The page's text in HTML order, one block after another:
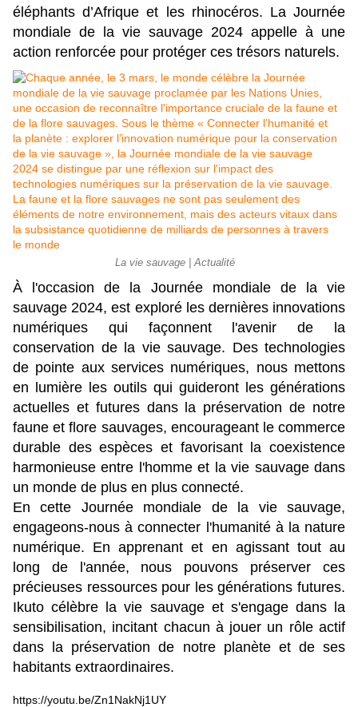
éléphants d’Afrique et les rhinocéros. La Journée
mondiale de la vie sauvage 2024 appelle à une
action renforcée pour protéger ces trésors naturels.
La vie sauvage | Actualité
À l'occasion de la Journée mondiale de la vie
sauvage 2024, est exploré les dernières innovations
numériques qui façonnent l'avenir de la
conservation de la vie sauvage. Des technologies
de pointe aux services numériques, nous mettons
en lumière les outils qui guideront les générations
actuelles et futures dans la préservation de notre
faune et flore sauvages, encourageant le commerce
durable des espèces et favorisant la coexistence
harmonieuse entre l'homme et la vie sauvage dans
un monde de plus en plus connecté.
En cette Journée mondiale de la vie sauvage,
engageons-nous à connecter l'humanité à la nature
numérique. En apprenant et en agissant tout au
long de l'année, nous pouvons préserver ces
précieuses ressources pour les générations futures.
Ikuto célèbre la vie sauvage et s'engage dans la
sensibilisation, incitant chacun à jouer un rôle actif
dans la préservation de notre planète et de ses
habitants extraordinaires.
https://youtu.be/Zn1NakNj1UY